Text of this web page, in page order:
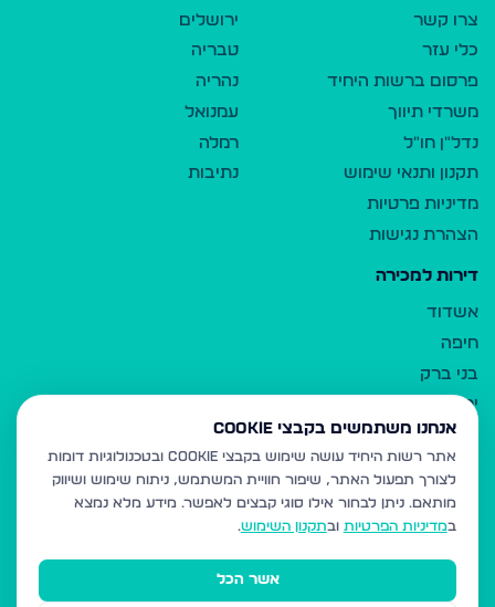
צרו קשר
כלי עזר
פרסום ברשות היחיד
משרדי תיווך
נדל"ן חו"ל
תקנון ותנאי שימוש
מדיניות פרטיות
הצהרת נגישות
ירושלים
טבריה
נהריה
עמנואל
רמלה
נתיבות
דירות למכירה
אשדוד
חיפה
בני ברק
ירושלים
אלעד
גבעת זאב
בית שמש
רכסים
מודיעין עילית
אנחנו משתמשים בקבצי Cookie
אתר רשות היחיד עושה שימוש בקבצי Cookie ובטכנולוגיות דומות
לצורך תפעול האתר, שיפור חוויית המשתמש, ניתוח שימוש ושיווק
מותאם. ניתן לבחור אילו סוגי קבצים לאפשר. מידע מלא נמצא
במדיניות הפרטיות ובתקנון השימוש.
אשר הכל